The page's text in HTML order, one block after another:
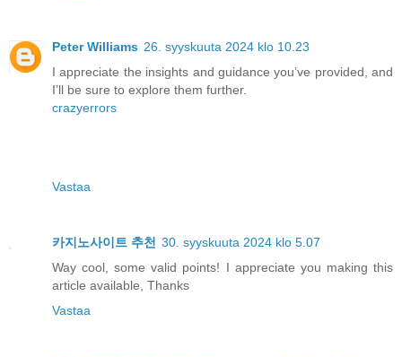
Peter Williams 26. syyskuuta 2024 klo 10.23
I appreciate the insights and guidance you’ve provided, and
I’ll be sure to explore them further.
crazyerrors
Vastaa
카지노사이트 추천 30. syyskuuta 2024 klo 5.07
Way cool, some valid points! I appreciate you making this
article available, Thanks
Vastaa